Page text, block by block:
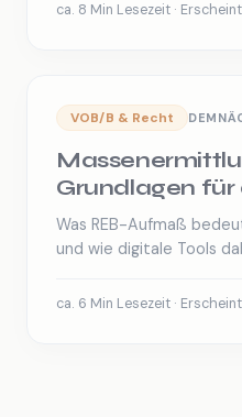
ca. 8 Min Lesezeit ·
VOB/B & Recht
Grundlagen für
Was REB-Aufmaß
und wie digitale Tools
ca. 6 Min Lesezeit ·